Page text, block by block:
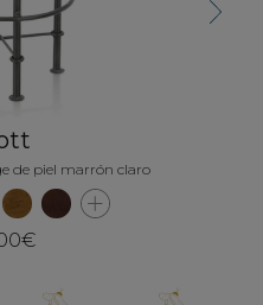
de piel marrón claro
Next